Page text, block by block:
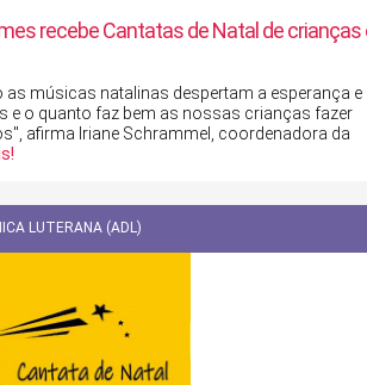
recebe Cantatas de Natal de crianças
as músicas natalinas despertam a esperança e
e o quanto faz bem as nossas crianças fazer
afirma Iriane Schrammel, coordenadora da
LUTERANA (ADL)